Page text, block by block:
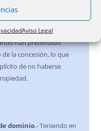
Aviso Legal
inscripción de
La propia conducta de
Administración las
han pretendido
la concesión, lo que
de no haberse
dominio.- Teniendo en